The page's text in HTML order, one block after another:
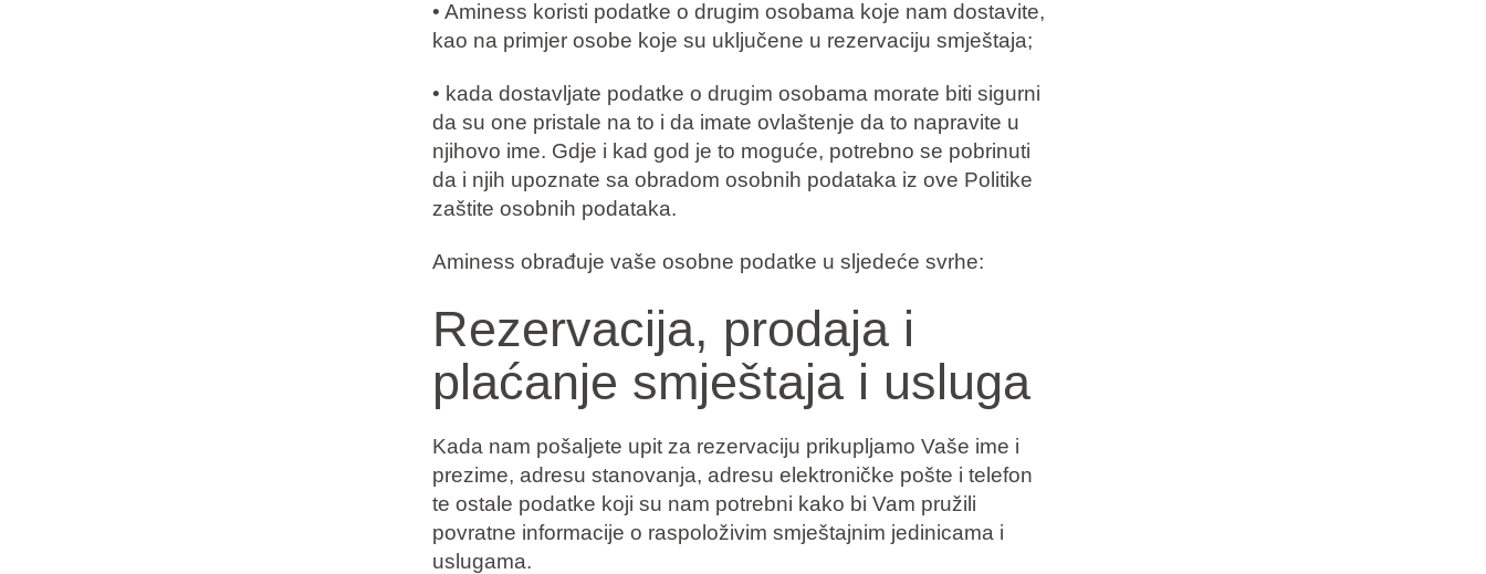
• Aminess koristi podatke o drugim osobama koje nam dostavite,
kao na primjer osobe koje su uključene u rezervaciju smještaja;
• kada dostavljate podatke o drugim osobama morate biti sigurni
da su one pristale na to i da imate ovlaštenje da to napravite u
njihovo ime. Gdje i kad god je to moguće, potrebno se pobrinuti
da i njih upoznate sa obradom osobnih podataka iz ove Politike
zaštite osobnih podataka.
Aminess obrađuje vaše osobne podatke u sljedeće svrhe:
Rezervacija, prodaja i
plaćanje smještaja i usluga
Kada nam pošaljete upit za rezervaciju prikupljamo Vaše ime i
prezime, adresu stanovanja, adresu elektroničke pošte i telefon
te ostale podatke koji su nam potrebni kako bi Vam pružili
povratne informacije o raspoloživim smještajnim jedinicama i
uslugama.